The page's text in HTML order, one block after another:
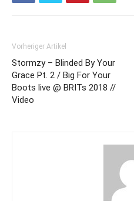
Vorheriger Artikel
Stormzy – Blinded By Your
Grace Pt. 2 / Big For Your
Boots live @ BRITs 2018 //
Video